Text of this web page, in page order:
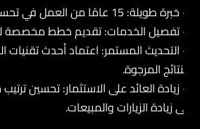
طويلة: 15 عامًا من العمل في تحسين محركات البحث.
تفصيل الخدمات: تقديم خطط مخصصة
التحديث المستمر: اعتماد أحدث تقنيات
المرجوة.
زيادة العائد على الاستثمار: تحسين
زيادة الزيارات والمبيعات.